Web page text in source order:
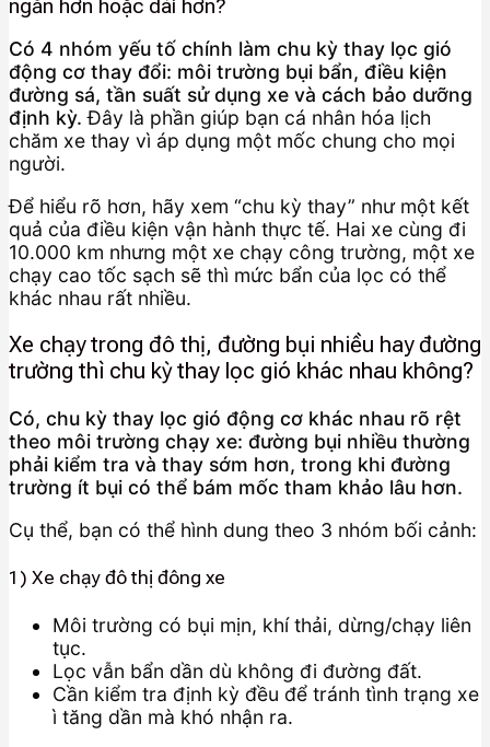
ngắn hơn hoặc dài hơn?
Có 4 nhóm yếu tố chính làm chu kỳ thay lọc gió
động cơ thay đổi: môi trường bụi bẩn, điều kiện
đường sá, tần suất sử dụng xe và cách bảo dưỡng
định kỳ. Đây là phần giúp bạn cá nhân hóa lịch
chăm xe thay vì áp dụng một mốc chung cho mọi
người.
Để hiểu rõ hơn, hãy xem “chu kỳ thay” như một kết
quả của điều kiện vận hành thực tế. Hai xe cùng đi
10.000 km nhưng một xe chạy công trường, một xe
chạy cao tốc sạch sẽ thì mức bẩn của lọc có thể
khác nhau rất nhiều.
Xe chạy trong đô thị, đường bụi nhiều hay đường
trường thì chu kỳ thay lọc gió khác nhau không?
Có, chu kỳ thay lọc gió động cơ khác nhau rõ rệt
theo môi trường chạy xe: đường bụi nhiều thường
phải kiểm tra và thay sớm hơn, trong khi đường
trường ít bụi có thể bám mốc tham khảo lâu hơn.
Cụ thể, bạn có thể hình dung theo 3 nhóm bối cảnh:
1) Xe chạy đô thị đông xe
Môi trường có bụi mịn, khí thải, dừng/chạy liên
tục.
Lọc vẫn bẩn dần dù không đi đường đất.
Cần kiểm tra định kỳ đều để tránh tình trạng xe
ì tăng dần mà khó nhận ra.